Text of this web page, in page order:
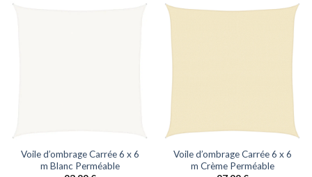
Voile d’ombrage Carrée 6 x 6
m Blanc Perméable
Voile d’ombrage Carrée 6 x 6
m Crème Perméable